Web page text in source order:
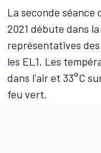
La seconde séance
2021 débute dans
représentatives
les EL1. Les
dans l'air et 33°C
feu vert.